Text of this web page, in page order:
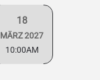
18
MÄRZ 2027
10:00AM